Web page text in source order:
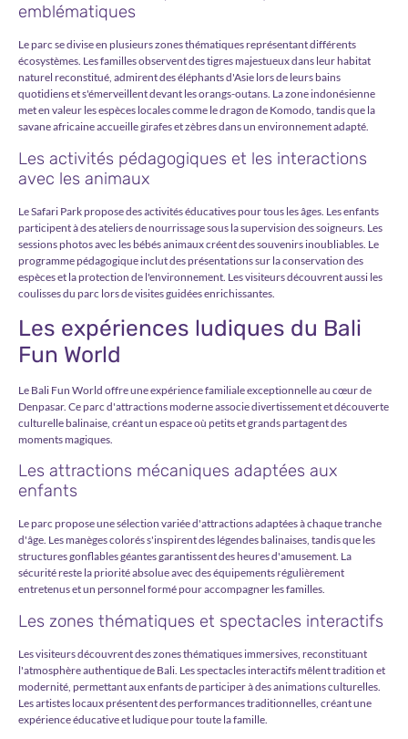
emblématiques
Le parc se divise en plusieurs zones thématiques représentant différents
écosystèmes. Les familles observent des tigres majestueux dans leur habitat
naturel reconstitué, admirent des éléphants d'Asie lors de leurs bains
quotidiens et s'émerveillent devant les orangs-outans. La zone indonésienne
met en valeur les espèces locales comme le dragon de Komodo, tandis que la
savane africaine accueille girafes et zèbres dans un environnement adapté.
Les activités pédagogiques et les interactions
avec les animaux
Le Safari Park propose des activités éducatives pour tous les âges. Les enfants
participent à des ateliers de nourrissage sous la supervision des soigneurs. Les
sessions photos avec les bébés animaux créent des souvenirs inoubliables. Le
programme pédagogique inclut des présentations sur la conservation des
espèces et la protection de l'environnement. Les visiteurs découvrent aussi les
coulisses du parc lors de visites guidées enrichissantes.
Les expériences ludiques du Bali
Fun World
Le Bali Fun World offre une expérience familiale exceptionnelle au cœur de
Denpasar. Ce parc d'attractions moderne associe divertissement et découverte
culturelle balinaise, créant un espace où petits et grands partagent des
moments magiques.
Les attractions mécaniques adaptées aux
enfants
Le parc propose une sélection variée d'attractions adaptées à chaque tranche
d'âge. Les manèges colorés s'inspirent des légendes balinaises, tandis que les
structures gonflables géantes garantissent des heures d'amusement. La
sécurité reste la priorité absolue avec des équipements régulièrement
entretenus et un personnel formé pour accompagner les familles.
Les zones thématiques et spectacles interactifs
Les visiteurs découvrent des zones thématiques immersives, reconstituant
l'atmosphère authentique de Bali. Les spectacles interactifs mêlent tradition et
modernité, permettant aux enfants de participer à des animations culturelles.
Les artistes locaux présentent des performances traditionnelles, créant une
expérience éducative et ludique pour toute la famille.